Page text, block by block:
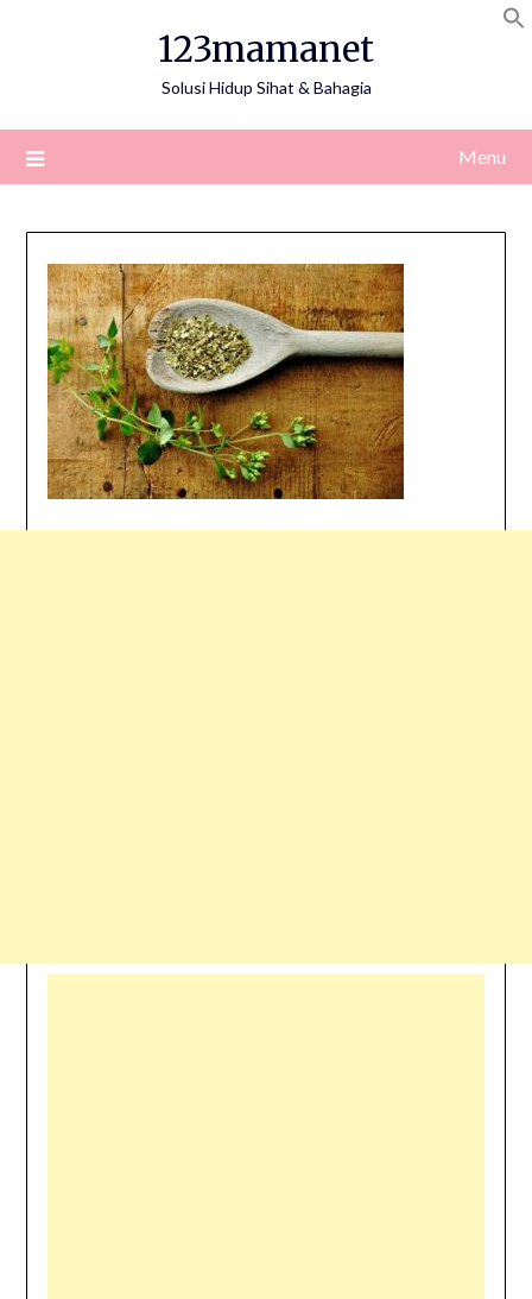
123mamanet
Solusi Hidup Sihat & Bahagia
Menu